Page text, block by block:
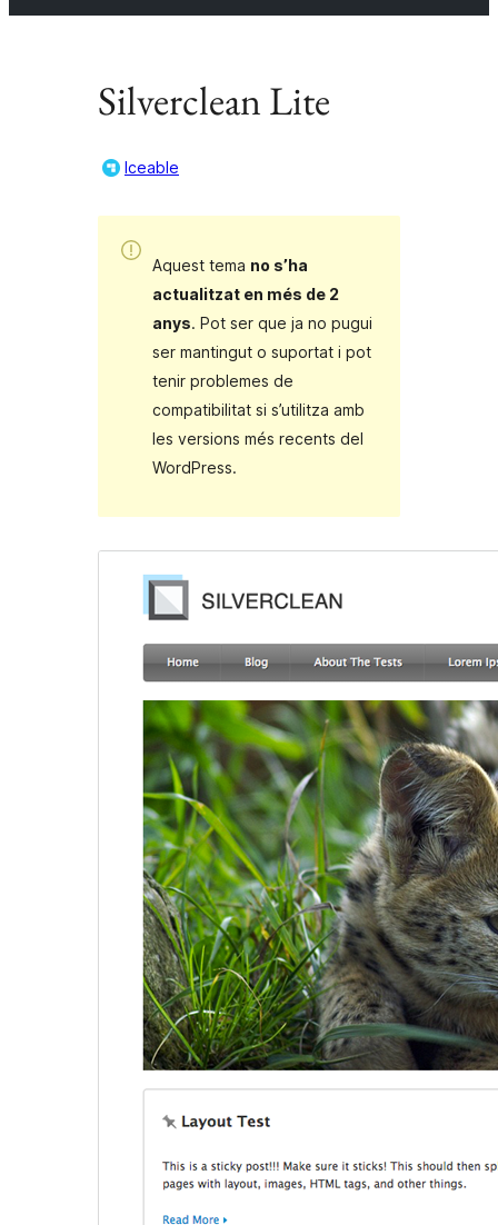
Silverclean Lite
Iceable
Aquest tema no s’ha
actualitzat en més de 2
anys. Pot ser que ja no pugui
ser mantingut o suportat i pot
tenir problemes de
compatibilitat si s’utilitza amb
les versions més recents del
WordPress.